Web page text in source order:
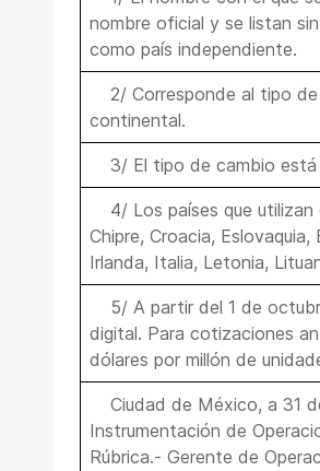
nombre oficial y se listan
como país independiente.
2/ Corresponde al tipo
continental.
3/ El tipo de cambio está
4/ Los países que
Chipre, Croacia,
Irlanda, Italia, Letonia,
5/ A partir del 1 de
digital. Para cotizaciones
dólares por millón de
Ciudad de México, a 31
Instrumentación de
Rúbrica.- Gerente de